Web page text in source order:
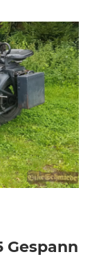
Gespann